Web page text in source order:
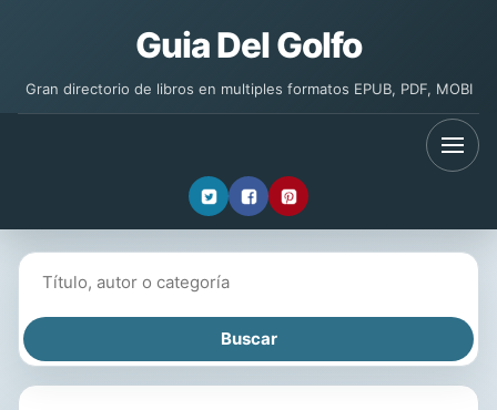
Guia Del Golfo
Gran directorio de libros en multiples formatos EPUB, PDF, MOBI